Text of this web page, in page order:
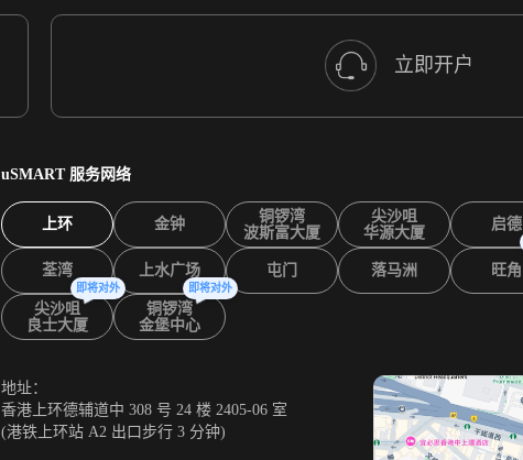
立即开户
uSMART 服务网络
上环 金钟
铜锣湾
波斯富大厦
尖沙咀
华源大厦
启德
荃湾 上水广场 屯门 落马洲 旺角
尖沙咀
良士大厦
即将对外
铜锣湾
金堡中心
即将对外
地址：
香港上环德辅道中 308 号 24 楼 2405-06 室
(港铁上环站 A2 出口步行 3 分钟)